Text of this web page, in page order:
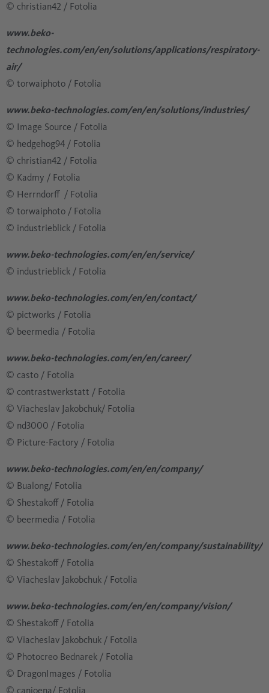
​​​​​​​​​​​​​​© christian42 / Fotolia
www.beko-
technologies.com/en/en/solutions/applications/respiratory-
air/
​​​​​​​​​​​​​​© torwaiphoto / Fotolia
www.beko-technologies.com/en/en/solutions/industries/
© Image Source / Fotolia
​​​​​​​​​​​​​​© hedgehog94 / Fotolia
​​​​​​​​​​​​​​© christian42 / Fotolia
​​​​​​​​​​​​​​© Kadmy / Fotolia
© Herrndorff / Fotolia
​​​​​​​​​​​​​​© torwaiphoto / Fotolia
​​​​​​​​​​​​​​© industrieblick / Fotolia
www.beko-technologies.com/en/en/service/
​​​​​​​​​​​​​​© industrieblick / Fotolia
www.beko-technologies.com/en/en/contact/
© pictworks / Fotolia
​​​​​​​​​​​​​​© beermedia / Fotolia
www.beko-technologies.com/en/en/career/
© casto / Fotolia
​​​​​​​​​​​​​​© contrastwerkstatt / Fotolia
​​​​​​​​​​​​​​© Viacheslav Jakobchuk/ Fotolia
​​​​​​​​​​​​​​© nd3000 / Fotolia
​​​​​​​​​​​​​​© Picture-Factory / Fotolia
www.beko-technologies.com/en/en/company/
© Bualong/ Fotolia
​​​​​​​​​​​​​​© Shestakoff / Fotolia
​​​​​​​​​​​​​​© beermedia / Fotolia
www.beko-technologies.com/en/en/company/sustainability/
​​​​​​​​​​​​​​© Shestakoff / Fotolia
​​​​​​​​​​​​​​© Viacheslav Jakobchuk / Fotolia
www.beko-technologies.com/en/en/company/vision/
​​​​​​​​​​​​​​© Shestakoff / Fotolia
​​​​​​​​​​​​​​© Viacheslav Jakobchuk / Fotolia
​​​​​​​​​​​​​​© Photocreo Bednarek / Fotolia
​​​​​​​​​​​​​​​​​​​​​© DragonImages / Fotolia
​​​​​​​​​​​​​​​​​​​​​​​​​​​​© canjoena/ Fotolia